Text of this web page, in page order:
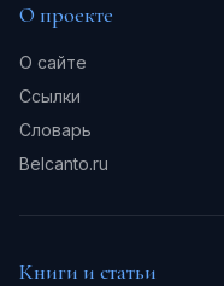
О проекте
О сайте
Ссылки
Словарь
Belcanto.ru
Книги и статьи